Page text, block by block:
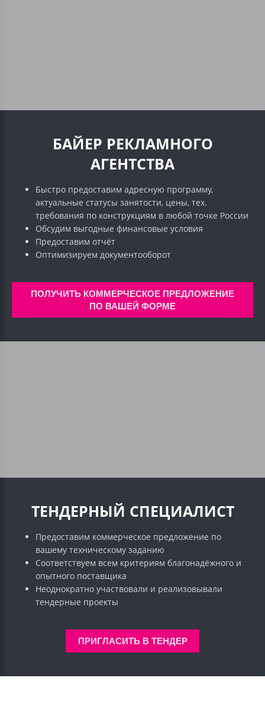
БАЙЕР РЕКЛАМНОГО
АГЕНТСТВА
Быстро предоставим адресную программу,
актуальные статусы занятости, цены, тех.
требования по конструкциям в любой точке России
Обсудим выгодные финансовые условия
Предоставим отчёт
Оптимизируем документооборот
ПОЛУЧИТЬ КОММЕРЧЕСКОЕ ПРЕДЛОЖЕНИЕ
ПО ВАШЕЙ ФОРМЕ
ТЕНДЕРНЫЙ СПЕЦИАЛИСТ
Предоставим коммерческое предложение по
вашему техническому заданию
Соответствуем всем критериям благонадёжного и
опытного поставщика
Неоднократно участвовали и реализовывали
тендерные проекты
ПРИГЛАСИТЬ В ТЕНДЕР